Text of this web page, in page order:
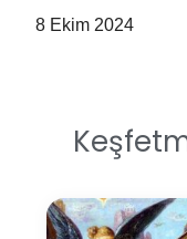
8 Ekim 2024